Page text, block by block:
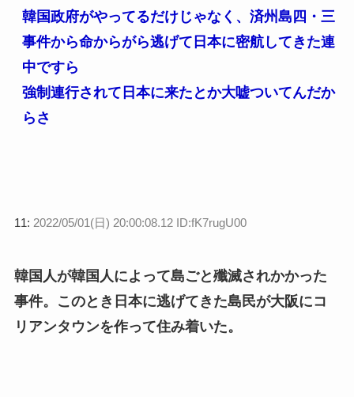
韓国政府がやってるだけじゃなく、済州島四・三
事件から命からがら逃げて日本に密航してきた連
中ですら
強制連行されて日本に来たとか大嘘ついてんだか
らさ
11: 2022/05/01(日) 20:00:08.12 ID:fK7rugU00
韓国人が韓国人によって島ごと殲滅されかかった
事件。このとき日本に逃げてきた島民が大阪にコ
リアンタウンを作って住み着いた。